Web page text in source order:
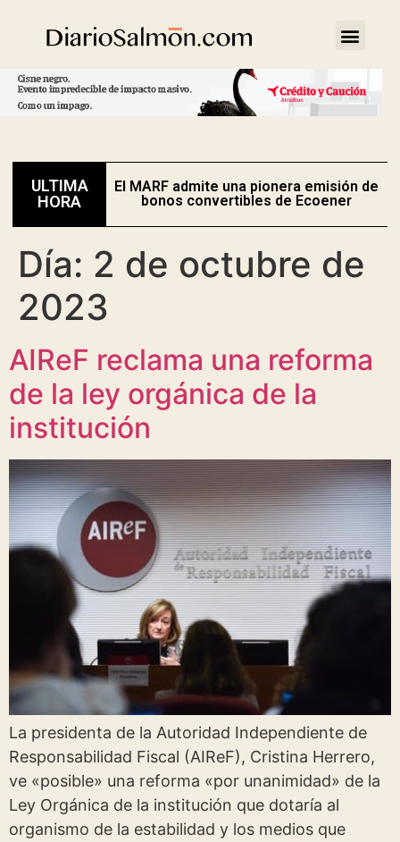
ULTIMA
HORA
El MARF admite una pionera emisión de
bonos convertibles de Ecoener
Día: 2 de octubre de
2023
AIReF reclama una reforma
de la ley orgánica de la
institución
La presidenta de la Autoridad Independiente de
Responsabilidad Fiscal (AIReF), Cristina Herrero,
ve «posible» una reforma «por unanimidad» de la
Ley Orgánica de la institución que dotaría al
organismo de la estabilidad y los medios que